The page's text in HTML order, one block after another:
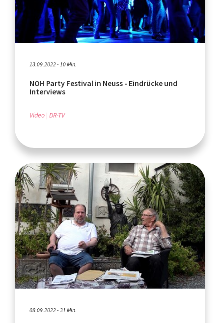
13.09.2022 - 10 Min.
NOH Party Festival in Neuss - Eindrücke und
Interviews
Video DR-TV
08.09.2022 - 31 Min.